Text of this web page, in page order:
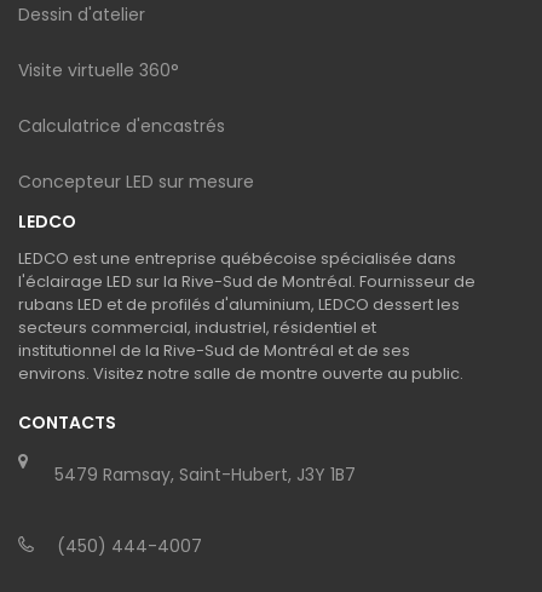
Dessin d'atelier
Visite virtuelle 360°
Calculatrice d'encastrés
Concepteur LED sur mesure
LEDCO
LEDCO est une entreprise québécoise spécialisée dans
l'éclairage LED sur la Rive-Sud de Montréal. Fournisseur de
rubans LED et de profilés d'aluminium, LEDCO dessert les
secteurs commercial, industriel, résidentiel et
institutionnel de la Rive-Sud de Montréal et de ses
environs. Visitez notre salle de montre ouverte au public.
CONTACTS
5479 Ramsay, Saint-Hubert, J3Y 1B7
(450) 444-4007